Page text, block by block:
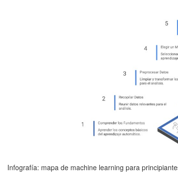
Infografía: mapa de machine learning para